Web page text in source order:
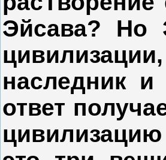
Эйсава? Но
наследник
ответ